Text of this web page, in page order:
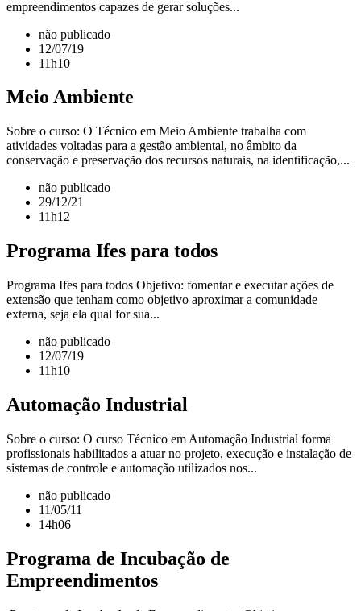
empreendimentos capazes de gerar soluções...
não publicado
12/07/19
11h10
Meio Ambiente
Sobre o curso: O Técnico em Meio Ambiente trabalha com
atividades voltadas para a gestão ambiental, no âmbito da
conservação e preservação dos recursos naturais, na identificação,...
não publicado
29/12/21
11h12
Programa Ifes para todos
Programa Ifes para todos Objetivo: fomentar e executar ações de
extensão que tenham como objetivo aproximar a comunidade
externa, seja ela qual for sua...
não publicado
12/07/19
11h10
Automação Industrial
Sobre o curso: O curso Técnico em Automação Industrial forma
profissionais habilitados a atuar no projeto, execução e instalação de
sistemas de controle e automação utilizados nos...
não publicado
11/05/11
14h06
Programa de Incubação de
Empreendimentos